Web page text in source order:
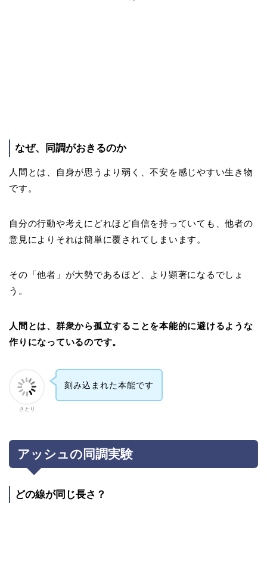
なぜ、同調がおきるのか
人間とは、自身が思うより弱く、不安を感じやすい生き物
です。
自分の行動や考えにどれほど自信を持っていても、他者の
意見によりそれは簡単に覆されてしまいます。
その「他者」が大勢であるほど、より顕著になるでしょ
う。
人間とは、群衆から孤立することを本能的に避けるような
作りになっているのです。
さとり
刻み込まれた本能です
アッシュの同調実験
どの線が同じ長さ？